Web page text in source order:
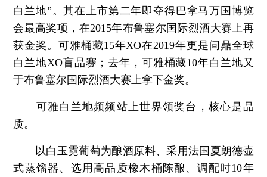
白兰地”。其在上市第二年即夺得巴拿马万国博览
会最高奖项，在2015年布鲁塞尔国际烈酒大赛上再
获金奖。可雅桶藏15年XO在2019年更是问鼎全球
白兰地XO盲品赛；去年，可雅桶藏10年白兰地又
于布鲁塞尔国际烈酒大赛上拿下金奖。
可雅白兰地频频站上世界领奖台，核心是品
质。
以白玉霓葡萄为酿酒原料、采用法国夏朗德壶
式蒸馏器、选用高品质橡木桶陈酿、调配时10年